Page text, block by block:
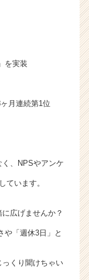
を実装
月連続第1位
、NPSやアンケ
ています。
広げませんか？
や「週休3日」と
っくり聞けちゃい